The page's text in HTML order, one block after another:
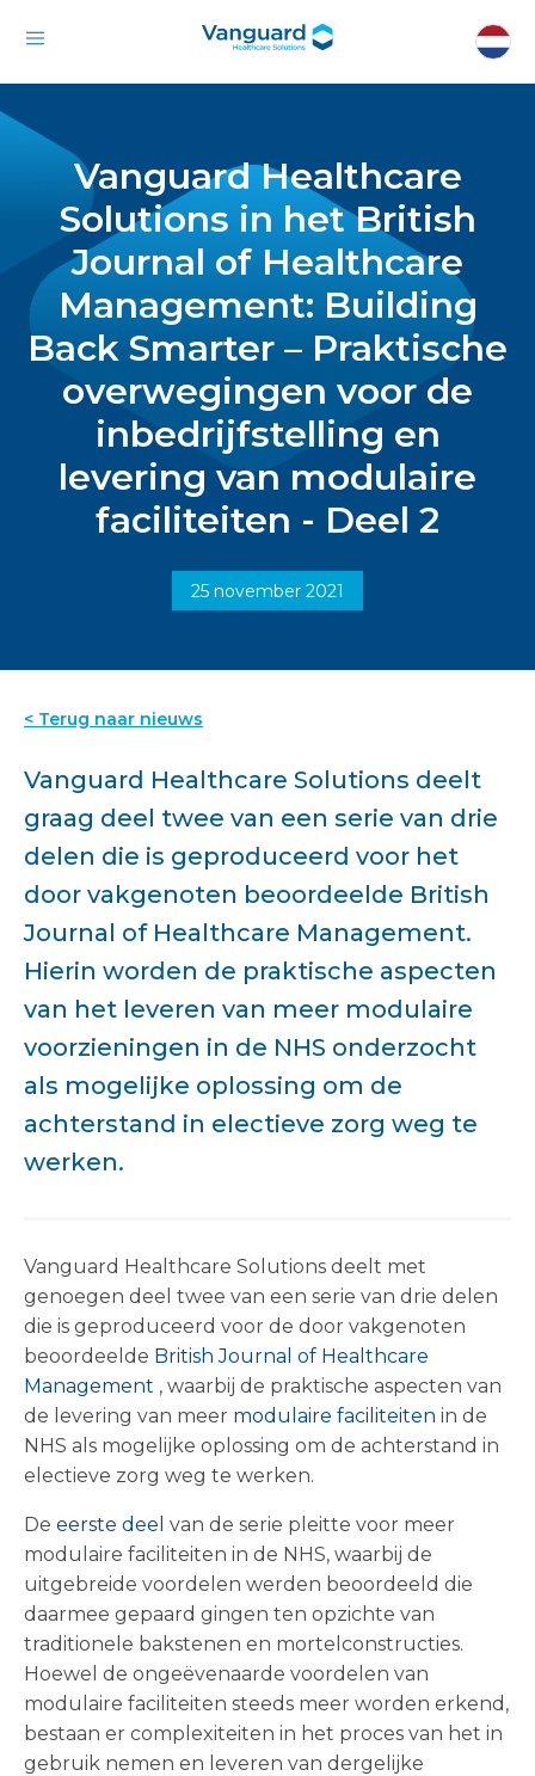
Vanguard Healthcare
Solutions in het British
Journal of Healthcare
Management: Building
Back Smarter – Praktische
overwegingen voor de
inbedrijfstelling en
levering van modulaire
faciliteiten - Deel 2
25 november 2021
< Terug naar nieuws
Vanguard Healthcare Solutions deelt
graag deel twee van een serie van drie
delen die is geproduceerd voor het
door vakgenoten beoordeelde British
Journal of Healthcare Management.
Hierin worden de praktische aspecten
van het leveren van meer modulaire
voorzieningen in de NHS onderzocht
als mogelijke oplossing om de
achterstand in electieve zorg weg te
werken.
Vanguard Healthcare Solutions deelt met
genoegen deel twee van een serie van drie delen
die is geproduceerd voor de door vakgenoten
beoordeelde British Journal of Healthcare
Management , waarbij de praktische aspecten van
de levering van meer modulaire faciliteiten in de
NHS als mogelijke oplossing om de achterstand in
electieve zorg weg te werken.
De eerste deel van de serie pleitte voor meer
modulaire faciliteiten in de NHS, waarbij de
uitgebreide voordelen werden beoordeeld die
daarmee gepaard gingen ten opzichte van
traditionele bakstenen en mortelconstructies.
Hoewel de ongeëvenaarde voordelen van
modulaire faciliteiten steeds meer worden erkend,
bestaan er complexiteiten in het proces van het in
gebruik nemen en leveren van dergelijke